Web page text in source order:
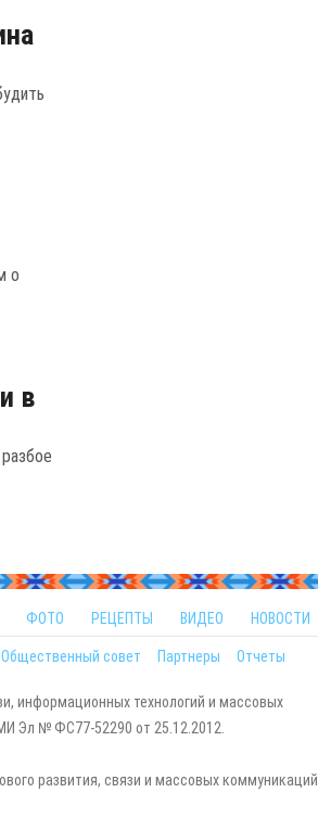
о
в
ФОТО РЕЦЕПТЫ ВИДЕО НОВОСТИ
Общественный совет Партнеры Отчеты
информационных технологий и массовых
Эл № ФС77-52290 от 25.12.2012.
развития, связи и массовых коммуникаций